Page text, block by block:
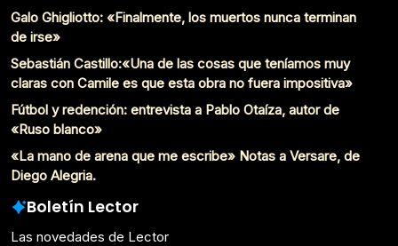
Galo Ghigliotto: «Finalmente, los muertos nunca terminan
de irse»
Sebastián Castillo:«Una de las cosas que teníamos muy
claras con Camile es que esta obra no fuera impositiva»
Fútbol y redención: entrevista a Pablo Otaíza, autor de
«Ruso blanco»
«La mano de arena que me escribe» Notas a Versare, de
Diego Alegria.
Boletín Lector
Las novedades de Lector